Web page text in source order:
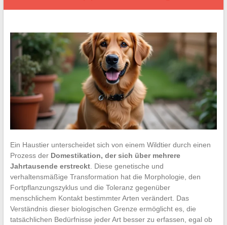
Ein Haustier unterscheidet sich von einem Wildtier durch einen
Prozess der Domestikation, der sich über mehrere
Jahrtausende erstreckt. Diese genetische und
verhaltensmäßige Transformation hat die Morphologie, den
Fortpflanzungszyklus und die Toleranz gegenüber
menschlichem Kontakt bestimmter Arten verändert. Das
Verständnis dieser biologischen Grenze ermöglicht es, die
tatsächlichen Bedürfnisse jeder Art besser zu erfassen, egal ob